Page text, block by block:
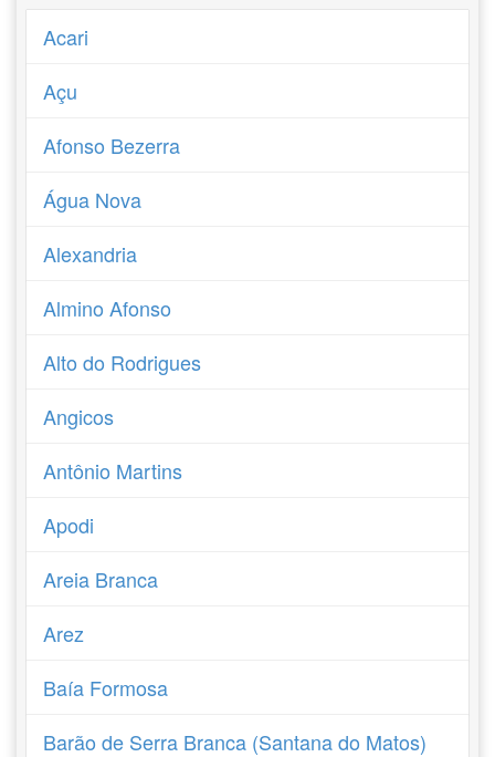
Acari
Açu
Afonso Bezerra
Água Nova
Alexandria
Almino Afonso
Alto do Rodrigues
Angicos
Antônio Martins
Apodi
Areia Branca
Arez
Baía Formosa
Barão de Serra Branca (Santana do Matos)